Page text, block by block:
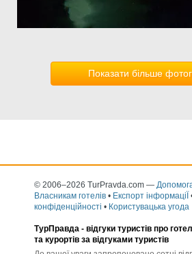
Показати більше
© 2006–2026 TurPravda.com —
Власникам готелів • Експорт інформаціЇ
конфіденційності • Користувацька угода
ТурПравда - відгуки туристів про
та курортів за відгуками туристів